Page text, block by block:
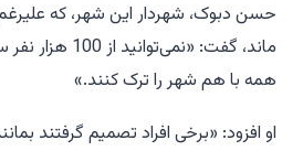
حسن دبوک، شهردار این شهر، که
ماند، گفت:
همه با هم شهر را ترک کنند.»
او افزود: «برخی افراد تصمیم گرفتند